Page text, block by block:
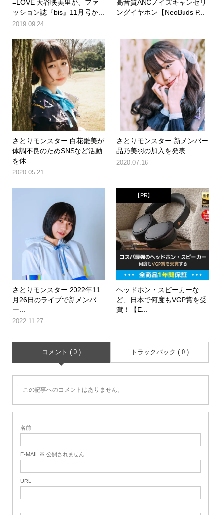
=LOVE 大谷映美里が、ファ
ッション誌『bis』11月号か...
2019.09.24
高音質ANCノイズキャンセリ
ングイヤホン【NeoBuds P...
さとりモンスター 白花雛美が
体調不良のためSNSなど活動
を休...
2020.05.21
さとりモンスター 新メンバー
品乃美羽の加入を発表
2020.07.16
さとりモンスター 2022年11
月26日のライブで新メンバ
ー...
2022.11.27
【PR】
ヘッドホン・スピーカーな
ど、日本で何度もVGP賞を受
賞！【E...
コメント ( 0 ) トラックバック ( 0 )
この記事へのコメントはありません。
名前
E-MAIL ※ 公開されません
URL